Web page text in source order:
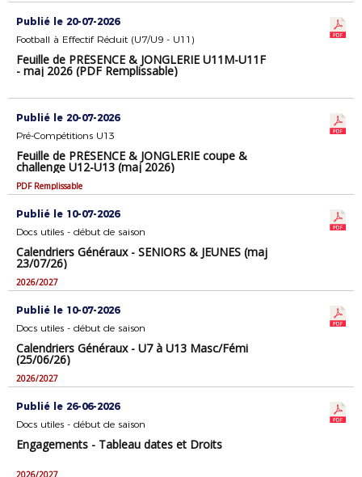
Publié le 20-07-2026
Football à Effectif Réduit (U7/U9 - U11)
Feuille de PRÉSENCE & JONGLERIE U11M-U11F
- maj 2026 (PDF Remplissable)
Publié le 20-07-2026
Pré-Compétitions U13
Feuille de PRÉSENCE & JONGLERIE coupe &
challenge U12-U13 (maj 2026)
PDF Remplissable
Publié le 10-07-2026
Docs utiles - début de saison
Calendriers Généraux - SENIORS & JEUNES (maj
23/07/26)
2026/2027
Publié le 10-07-2026
Docs utiles - début de saison
Calendriers Généraux - U7 à U13 Masc/Fémi
(25/06/26)
2026/2027
Publié le 26-06-2026
Docs utiles - début de saison
Engagements - Tableau dates et Droits
2026/2027